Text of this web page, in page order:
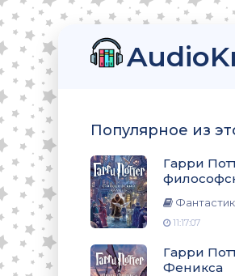
Популярное из
Гарри
11:17:07
Гарри
Феникса
камень